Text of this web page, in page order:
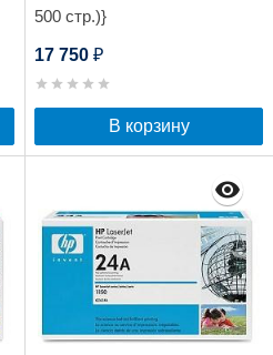
500 стр.)}
17 750 ₽
В корзину